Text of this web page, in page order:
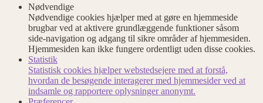
Nødvendige
Nødvendige cookies hjælper med at gøre en hjemmeside
brugbar ved at aktivere grundlæggende funktioner såsom
side-navigation og adgang til sikre områder af hjemmesiden.
Hjemmesiden kan ikke fungere ordentligt uden disse cookies.
Statistik
Statistisk cookies hjælper webstedsejere med at forstå,
hvordan de besøgende interagerer med hjemmesider ved at
indsamle og rapportere oplysninger anonymt.